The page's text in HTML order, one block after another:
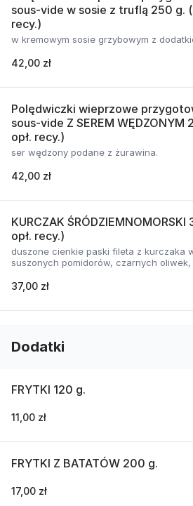
sous-vide w sosie z truflą 250 g.
recy.)
w kremowym sosie grzybowym z
42,00 zł
Polędwiczki wieprzowe
sous-vide Z SEREM WĘDZONYM
opł. recy.)
ser wędzony podane z żurawina.
42,00 zł
KURCZAK
opł. recy.)
duszone cienkie paski fileta z kurczaka
suszonych pomidorów, czarnych oliwek,
37,00 zł
Dodatki
FRYTKI 120 g.
11,00 zł
FRYTKI Z BATATÓW 200 g.
17,00 zł